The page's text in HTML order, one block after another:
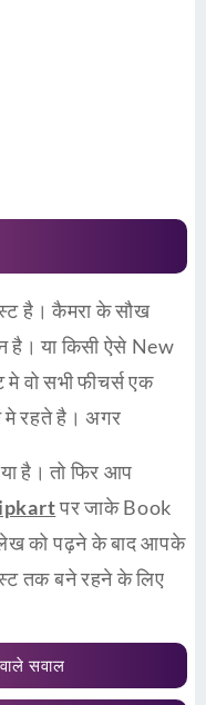
है। कैमरा के सौख
या किसी ऐसे New
वो सभी फीचर्स एक
मे रहते है। अगर
है। तो फिर आप
पर जाके Book
को पढ़ने के बाद आपके
तक बने रहने के लिए
सवाल